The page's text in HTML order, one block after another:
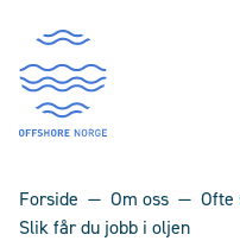
Forside Om oss
Ofte
Slik får du jobb i oljen